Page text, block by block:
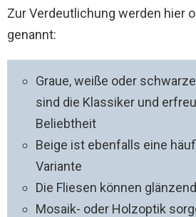
Zur Verdeutlichung werden hier
genannt:
Graue, weiße oder
sind die Klassiker und
Beliebtheit
Beige ist ebenfalls eine
Variante
Die Fliesen können
Mosaik- oder Holzoptik